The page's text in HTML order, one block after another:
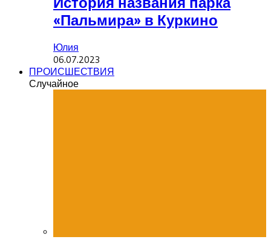
«Пальмира» в Куркино
Юлия
06.07.2023
ПРОИСШЕСТВИЯ
Случайное